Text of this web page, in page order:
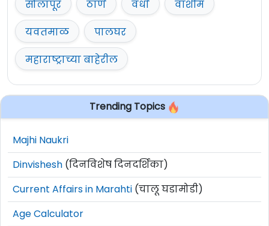
सोलापूर
ठाणे वर्धा
वाशीम
यवतमाळ
पालघर
महाराष्ट्राच्या बाहेरील
Trending Topics
Majhi Naukri
Dinvishesh (दिनविशेष दिनदर्शिका)
Current Affairs in Marahti (चालू घडामोडी)
Age Calculator